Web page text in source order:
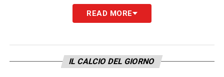
come riportato anche dal portale
scelta più sensata sarebbe stata quella di
difensore del Porto è stato protagonista di
un eccellente avvio di stagione con il suo
READ MORE
IL CALCIO DEL GIORNO